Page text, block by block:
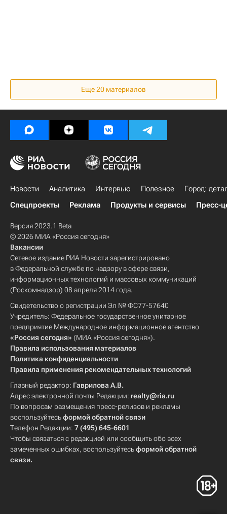
Еще20 материалов
Новости Аналитика Интервью Полезное
Город:
Спецпроекты
Реклама Продукты и сервисы Пресс-
Версия 2023.1 Beta
© 2026 МИА «Россия сегодня»
Вакансии
Сетевое издание РИА Новости зарегистрировано
в Федеральной службе по надзору в сфере связи,
информационных технологий и массовых коммуникаций
(Роскомнадзор) 08 апреля 2014 года.
Свидетельство о регистрации Эл № ФС77-57640
Учредитель: Федеральное государственное унитарное
предприятие Международное информационное агентство
«Россия сегодня» (МИА «Россия сегодня»).
Правила использования материалов
Политика конфиденциальности
Правила применения рекомендательных технологий
Главный редактор: Гаврилова А.В.
Адрес электронной почты Редакции: realty@ria.ru
По вопросам размещения пресс-релизов и рекламы
воспользуйтесьформой обратной связи
Телефон Редакции: 7 (495) 645-6601
Чтобы связаться с редакцией или сообщить обо всех
замеченных ошибках, воспользуйтесьформой обратной
связи.